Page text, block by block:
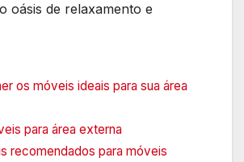
oásis de relaxamento e
os móveis ideais para sua área
para área externa
recomendados para móveis